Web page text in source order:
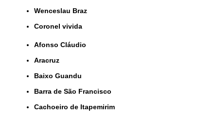
Wenceslau Braz
coronel vivida
Afonso Cláudio
Aracruz
Baixo Guandu
Barra de São Francisco
Cachoeiro de Itapemirim